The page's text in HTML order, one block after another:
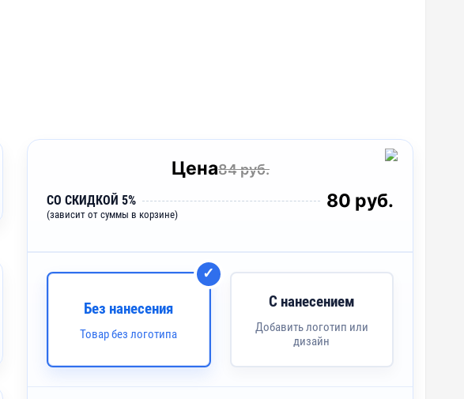
Цена84 руб.
СО СКИДКОЙ 5%
(зависит от суммы в корзине)
80 руб.
Без нанесения
Товар без логотипа
С нанесением
Добавить логотип или
дизайн